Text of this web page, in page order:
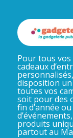
Pour tous
cadeaux
disposition un
toutes vos
soit pour des
fin d’année
produits
partout au